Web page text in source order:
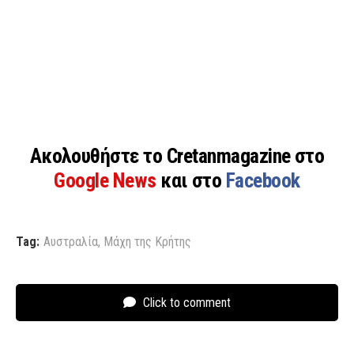
Ακολουθήστε το Cretanmagazine στο
Google News και στο Facebook
Tag: Αυστραλία, Μάχη της Κρήτης
Click to comment